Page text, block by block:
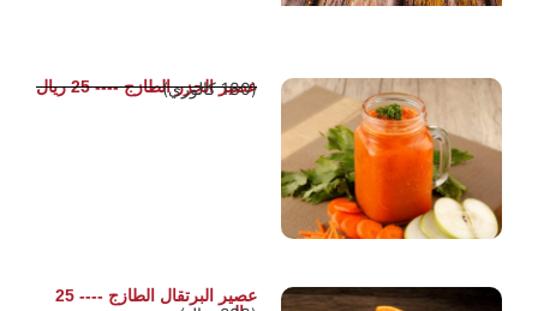
عصير الجزر الطازج ---- 25 ريال
(180 كالوري)
عصير البرتقال الطازج ---- 25